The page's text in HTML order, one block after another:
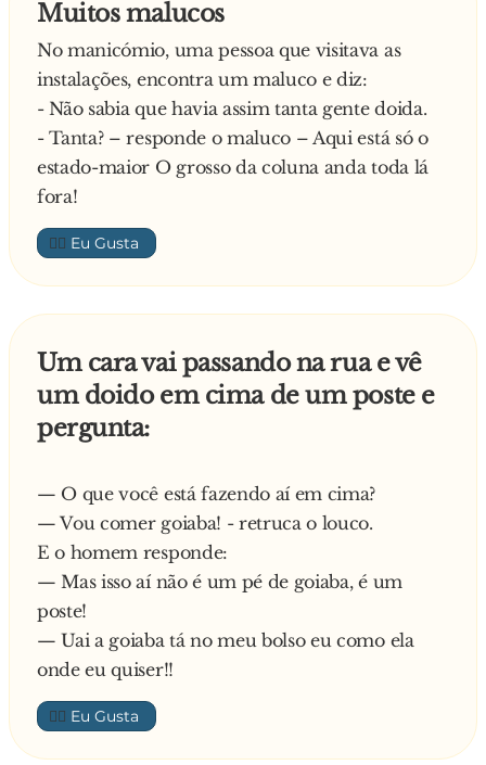
já não conseguiu aguentar mais, voltou-se para
a mulher e disse:
- Por 3 vezes a senhora espirrou, e por 3 vezes
pegou no seu lenço e o passou por entre as
pernas, está a querer dizer-me alguma coisa, ou
está só a tentar deixar-me louco?
A mulher respondeu:
- Peço desculpa se o perturbei, eu sofro de um
mal extremamente raro que faz com que cada
vez que espirre eu tenha um orgasmo.
O homem, com remorsos do que tinha dito
- As minhas sinceras desculpas, não sabia que
era um problema de saúde, o que é que está a
tomar para isso?
- Tomo todas as manhãs uma saqueta de
Pimenta!
Muitos malucos
No manicómio, uma pessoa que visitava as
instalações, encontra um maluco e diz:
- Não sabia que havia assim tanta gente doida.
- Tanta? – responde o maluco – Aqui está só o
estado-maior O grosso da coluna anda toda lá
fora!
👍🏼
Um cara vai passando na rua e vê
um doido em cima de um poste e
pergunta:
— O que você está fazendo aí em cima?
— Vou comer goiaba! - retruca o louco.
E o homem responde:
— Mas isso aí não é um pé de goiaba, é um
poste!
— Uai a goiaba tá no meu bolso eu como ela
onde eu quiser!!
👍🏼